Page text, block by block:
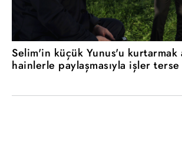
Selim'in küçük Yunus'u kurtarmak
hainlerle paylaşmasıyla işler